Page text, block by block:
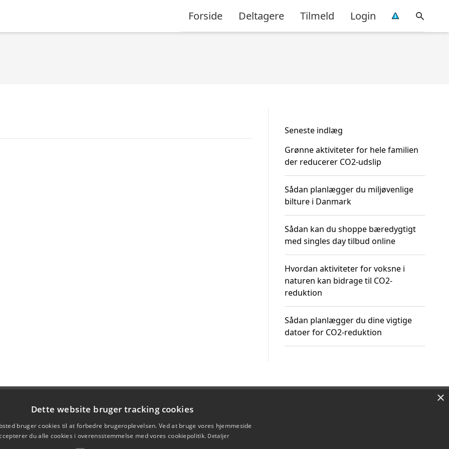
Forside Deltagere Tilmeld Login
Seneste indlæg
Grønne aktiviteter for hele familien
der reducerer CO2-udslip
Sådan planlægger du miljøvenlige
bilture i Danmark
Sådan kan du shoppe bæredygtigt
med singles day tilbud online
Hvordan aktiviteter for voksne i
naturen kan bidrage til CO2-
reduktion
Sådan planlægger du dine vigtige
datoer for CO2-reduktion
×
Dette website bruger tracking cookies
bruger cookies til at forbedre brugeroplevelsen. Ved at bruge vores hjemmeside
du alle cookies i overensstemmelse med vores cookiepolitik. Detaljer